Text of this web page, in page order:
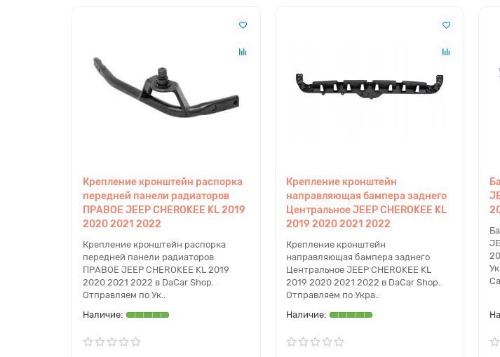
Крепление кронштейн распорка
передней панели радиаторов
ПРАВОЕ JEEP CHEROKEE KL 2019
2020 2021 2022
Крепление кронштейн распорка
передней панели радиаторов
ПРАВОЕ JEEP CHEROKEE KL 2019
2020 2021 2022 в DaCar Shop.
Отправляем по Ук..
Крепление кронштейн
направляющая бампера заднего
Центральное JEEP CHEROKEE KL
2019 2020 2021 2022
Крепление кронштейн
направляющая бампера заднего
Центральное JEEP CHEROKEE KL
2019 2020 2021 2022 в DaCar Shop.
Отправляем по Укра..